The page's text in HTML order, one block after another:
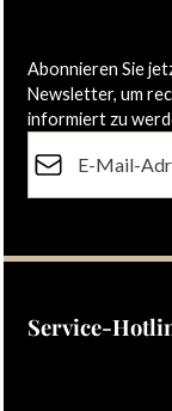
Abonnieren Sie
Newsletter, um
informiert zu
Ich habe die
Service-